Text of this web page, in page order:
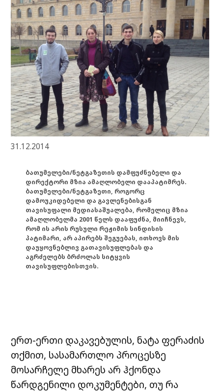
31.12.2014
ბათუმელები/ნეტგაზეთის დამფუძნებელი და
დირექტორი მზია ამაღლობელი დააპატიმრეს.
ბათუმელები/ნეტგაზეთი, როგორც
დამოუკიდებელი და გავლენებისგან
თავისუფალი მედიასაშუალება, რომელიც მზია
ამაღლობელმა 2001 წელს დააფუძნა, მიიჩნევს,
რომ ის არის რუსული რეჟიმის სინდისის
პატიმარი, არ აპირებს შეგუებას, ითხოვს მის
დაუყოვნებლივ გათავისუფლებას და
აგრძელებს ბრძოლას სიტყვის
თავისუფლებისთვის.
ერთ-ერთი დაკავებულის, ნატა ფერაძის
თქმით, სასამართლო პროცესზე
მოსარჩელე მხარეს არ ჰქონდა
წარდგენილი დოკუმენტები, თუ რა